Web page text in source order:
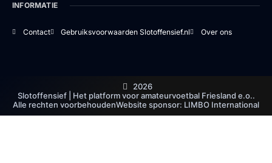
INFORMATIE
Contact Gebruiksvoorwaarden Slotoffensief.nl Over ons
2026
Slotoffensief | Het platform voor amateurvoetbal Friesland e.o..
Alle rechten voorbehoudenWebsite sponsor: LIMBO International